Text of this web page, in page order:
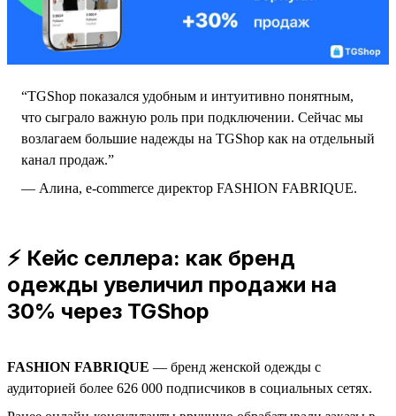
“TGShop показался удобным и интуитивно понятным,
что сыграло важную роль при подключении. Сейчас мы
возлагаем большие надежды на TGShop как на отдельный
канал продаж.”
— Алина, e-commerce директор FASHION FABRIQUE.
⚡️ Кейс селлера: как бренд
одежды увеличил продажи на
30% через TGShop
FASHION FABRIQUE — бренд женской одежды с
аудиторией более 626 000 подписчиков в социальных сетях.